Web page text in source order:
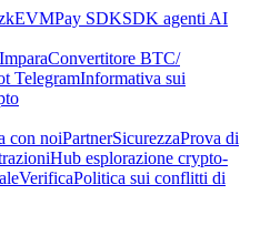
Pay SDKSDK agenti AI
ImparaConvertitore BTC/
TelegramInformativa sui
con noiPartnerSicurezzaProva di
Hub esplorazione crypto-
VerificaPolitica sui conflitti di